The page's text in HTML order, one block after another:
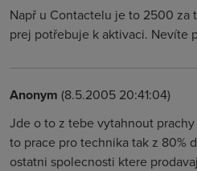
Např u Contactelu je to 2500 za
prej potřebuje k aktivaci. Nevíte
Anonym (8.5.2005 20:41:04)
Jde o to z tebe vytahnout
to prace pro technika tak z 80%
ostatni spolecnosti ktere